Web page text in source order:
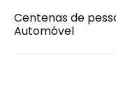
Centenas de
Automóvel